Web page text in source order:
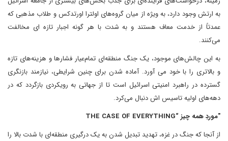
به ارتش وجود دارد، به ویژه از میان گروه‌های اولترا اورتدکس و طلاب مذهبی که
عمدتاً از خدمت معاف هستند و به شدت با هر گونه اجبار تازه ای مخالفت
می‌کنند.
به این چالش‌های موجود، یک جنگ منطقه‌ای تمام‌عیار فشارها و هزینه‌های تازه
و بالاتری را با خود می آورد. آماده شدن برای چنین شرایطی، نیازمند بازنگری
گسترده‌ در راهبرد امنیتی اسرائیل است تا از جهاتی به رویکردی بازگردد که در
دهه‌های اولیه تاسیس اش دنبال می‌کرد.
"موردِ همه چیز “THE CASE OF EVERYTHING
از آنجا که جنگ در غزه، تهدید تبدیل شدن به یک درگیری منطقه‌ای با شدت بالا را